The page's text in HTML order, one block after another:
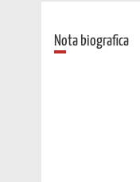
Nota biografica